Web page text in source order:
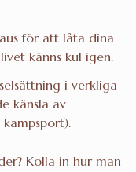
för att låta dina
känns kul igen.
i verkliga
känsla av
Kolla in hur man